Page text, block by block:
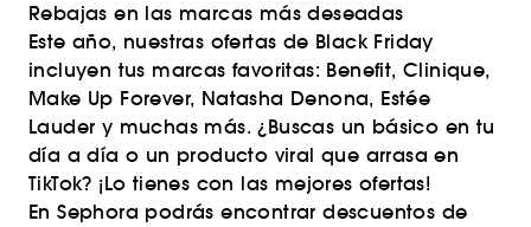
Rebajas en las marcas más deseadas
Este año, nuestras ofertas de Black Friday
incluyen tus marcas favoritas: Benefit, Clinique,
Make Up Forever, Natasha Denona, Estée
Lauder y muchas más. ¿Buscas un básico en tu
día a día o un producto viral que arrasa en
TikTok? ¡Lo tienes con las mejores ofertas!
En Sephora podrás encontrar descuentos de